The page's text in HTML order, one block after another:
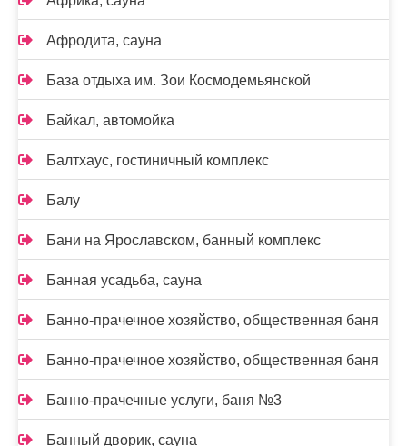
Афродита, сауна
База отдыха им. Зои Космодемьянской
Байкал, автомойка
Балтхаус, гостиничный комплекс
Балу
Бани на Ярославском, банный комплекс
Банная усадьба, сауна
Банно-прачечное хозяйство, общественная баня
Банно-прачечное хозяйство, общественная баня
Банно-прачечные услуги, баня №3
Банный дворик, сауна